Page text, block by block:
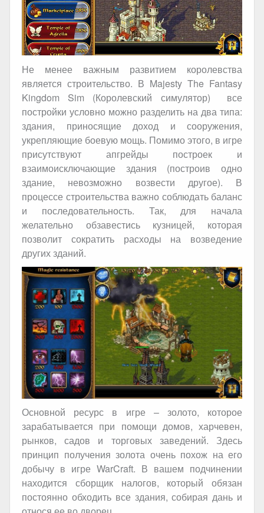
Не менее важным развитием королевства
является строительство. В Majesty The Fantasy
Kingdom Sim (Королевский симулятор) все
постройки условно можно разделить на два типа:
здания, приносящие доход и сооружения,
укрепляющие боевую мощь. Помимо этого, в игре
присутствуют апгрейды построек и
взаимоисключающие здания (построив одно
здание, невозможно возвести другое). В
процессе строительства важно соблюдать баланс
и последовательность. Так, для начала
желательно обзавестись кузницей, которая
позволит сократить расходы на возведение
других зданий.
Основной ресурс в игре – золото, которое
зарабатывается при помощи домов, харчевен,
рынков, садов и торговых заведений. Здесь
принцип получения золота очень похож на его
добычу в игре WarCraft. В вашем подчинении
находится сборщик налогов, который обязан
постоянно обходить все здания, собирая дань и